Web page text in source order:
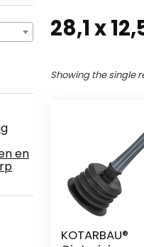
en
‎28,1 x
Showing the single
KOTARBAU®